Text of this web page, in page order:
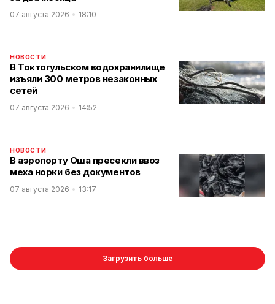
07 августа 2026 18:10
НОВОСТИ
В Токтогульском водохранилище
изъяли 300 метров незаконных
сетей
07 августа 2026 14:52
НОВОСТИ
В аэропорту Оша пресекли ввоз
меха норки без документов
07 августа 2026 13:17
Загрузить больше